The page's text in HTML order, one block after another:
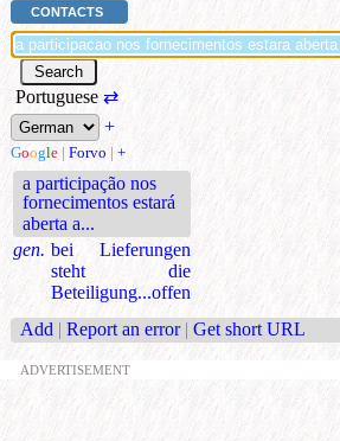
CONTACTS
Portuguese ⇄
+
Google | Forvo | +
a participação nos
fornecimentos estará
aberta a...
gen. bei Lieferungen
steht die
Beteiligung...offen
Add | Report an error | Get short URL
ADVERTISEMENT